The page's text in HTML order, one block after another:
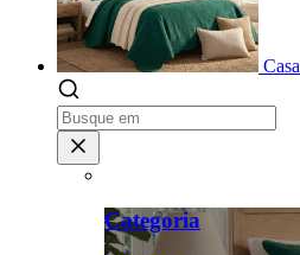
Casa
Categoria